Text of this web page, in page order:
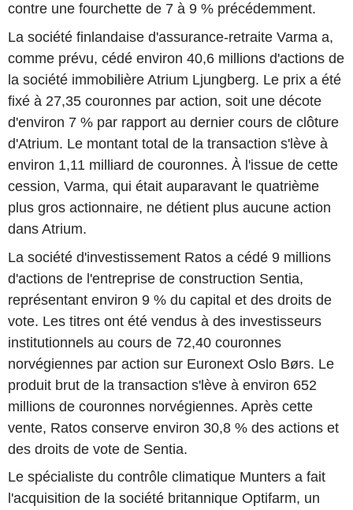
contre une fourchette de 7 à 9 % précédemment.
La société finlandaise d'assurance-retraite Varma a,
comme prévu, cédé environ 40,6 millions d'actions de
la société immobilière Atrium Ljungberg. Le prix a été
fixé à 27,35 couronnes par action, soit une décote
d'environ 7 % par rapport au dernier cours de clôture
d'Atrium. Le montant total de la transaction s'lève à
environ 1,11 milliard de couronnes. À l'issue de cette
cession, Varma, qui était auparavant le quatrième
plus gros actionnaire, ne détient plus aucune action
dans Atrium.
La société d'investissement Ratos a cédé 9 millions
d'actions de l'entreprise de construction Sentia,
représentant environ 9 % du capital et des droits de
vote. Les titres ont été vendus à des investisseurs
institutionnels au cours de 72,40 couronnes
norvégiennes par action sur Euronext Oslo Børs. Le
produit brut de la transaction s'lève à environ 652
millions de couronnes norvégiennes. Après cette
vente, Ratos conserve environ 30,8 % des actions et
des droits de vote de Sentia.
Le spécialiste du contrôle climatique Munters a fait
l'acquisition de la société britannique Optifarm, un